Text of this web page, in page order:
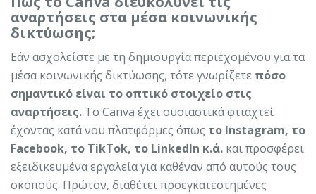
αναρτήσεις στα μέσα κοινωνικής
δικτύωσης;
Εάν ασχολείστε με τη δημιουργία περιεχομένου για τα
μέσα κοινωνικής δικτύωσης, τότε γνωρίζετε πόσο
σημαντικό είναι το οπτικό στοιχείο στις
αναρτήσεις. Το Canva έχει ουσιαστικά φτιαχτεί
έχοντας κατά νου πλατφόρμες όπως το Instagram, το
Facebook, το TikTok, το LinkedIn κ.ά. και προσφέρει
εξειδικευμένα εργαλεία για καθέναν από αυτούς τους
σκοπούς. Πρώτον, διαθέτει προεγκατεστημένες